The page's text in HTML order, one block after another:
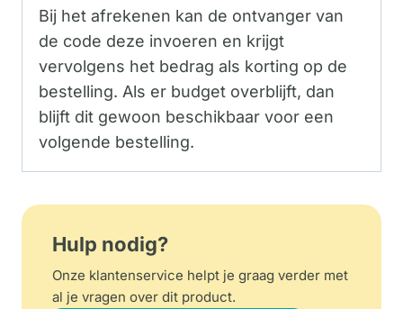
Bij het afrekenen kan de ontvanger van
de code deze invoeren en krijgt
vervolgens het bedrag als korting op de
bestelling. Als er budget overblijft, dan
blijft dit gewoon beschikbaar voor een
volgende bestelling.
Hulp nodig?
Onze klantenservice helpt je graag verder met
al je vragen over dit product.